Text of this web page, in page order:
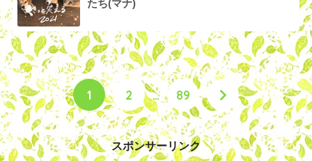
たち(マナ)
1 2 … 89
スポンサーリンク